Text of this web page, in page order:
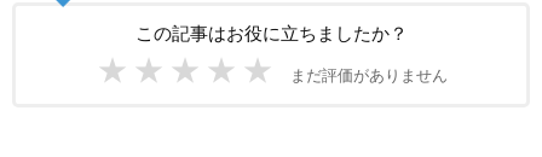
この記事はお役に立ちましたか？
★ ★ ★ ★ ★ まだ評価がありません